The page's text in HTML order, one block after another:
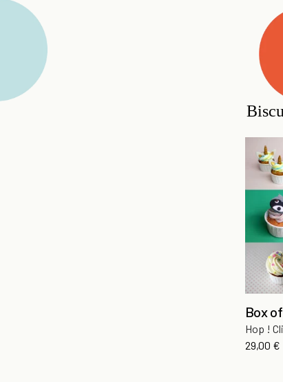
Box
Hop !
Prix
29,00 €